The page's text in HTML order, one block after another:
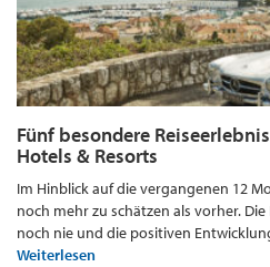
Fünf besondere
Hotels & Resorts
Im Hinblick auf die vergangenen 12
noch mehr zu schätzen als vorher.
noch nie und die positiven
Weiterlesen